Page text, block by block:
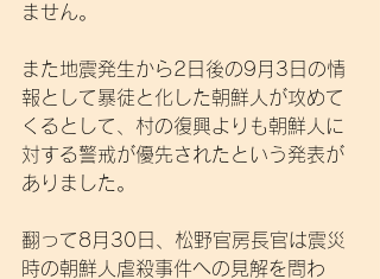
ません。
また地震発生から2日後の9月3日の情
報として暴徒と化した朝鮮人が攻めて
くるとして、村の復興よりも朝鮮人に
対する警戒が優先されたという発表が
ありました。
翻って8月30日、松野官房長官は震災
時の朝鮮人虐殺事件への見解を問わ